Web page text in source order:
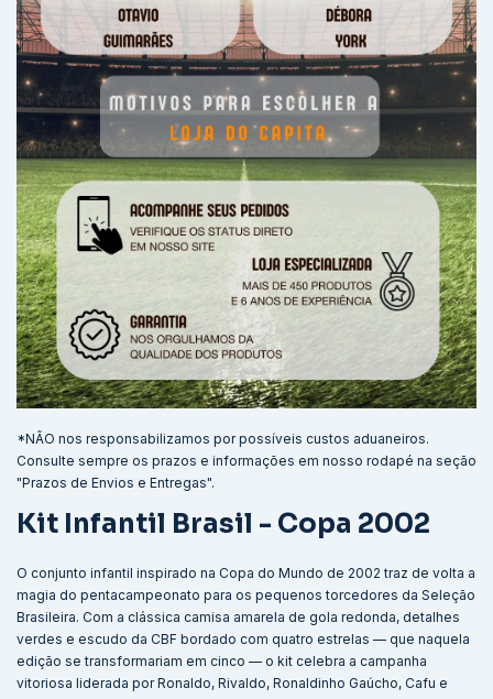
*NÃO nos responsabilizamos por possíveis custos aduaneiros.
Consulte sempre os prazos e informações em nosso rodapé na seção
"Prazos de Envios e Entregas".
Kit Infantil Brasil - Copa 2002
O conjunto infantil inspirado na Copa do Mundo de 2002 traz de volta a
magia do pentacampeonato para os pequenos torcedores da Seleção
Brasileira. Com a clássica camisa amarela de gola redonda, detalhes
verdes e escudo da CBF bordado com quatro estrelas — que naquela
edição se transformariam em cinco — o kit celebra a campanha
vitoriosa liderada por Ronaldo, Rivaldo, Ronaldinho Gaúcho, Cafu e